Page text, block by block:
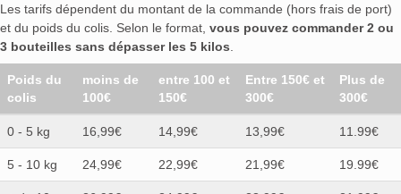
Les tarifs dépendent du montant de la commande (hors frais de port)
et du poids du colis. Selon le format, vous pouvez commander 2 ou
3 bouteilles sans dépasser les 5 kilos
Poids du
colis
moins de
100€
entre 100 et
150€
Entre 150€ et
300€
Plus de
300€
0 - 5 kg 16,99€ 14,99€ 13,99€ 11.99€
5 - 10 kg 24,99€ 22,99€ 21,99€ 19.99€